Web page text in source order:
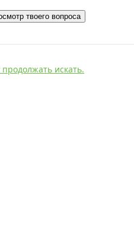
твоего вопроса
искать.